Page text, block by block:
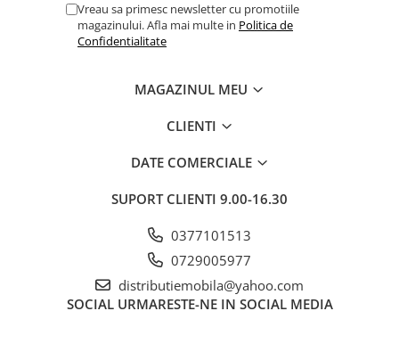
Vreau sa primesc newsletter cu promotiile
magazinului. Afla mai multe in Politica de
Confidentialitate
MAGAZINUL MEU
CLIENTI
DATE COMERCIALE
SUPORT CLIENTI 9.00-16.30
0377101513
0729005977
distributiemobila@yahoo.com
SOCIAL URMARESTE-NE IN SOCIAL MEDIA